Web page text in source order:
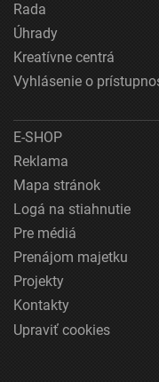
Rada
Úhrady
Kreatívne centrá
Vyhlásenie o
E-SHOP
Reklama
Mapa stránok
Logá na stiahnutie
Pre médiá
Prenájom majetku
Projekty
Kontakty
Upraviť cookies